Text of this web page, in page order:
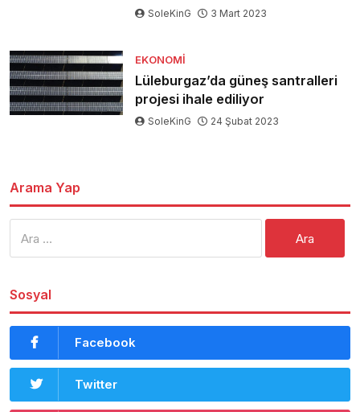
SoleKinG 3 Mart 2023
EKONOMI
Lüleburgaz’da güneş santralleri
projesi ihale ediliyor
SoleKinG 24 Şubat 2023
Arama Yap
Sosyal
Facebook
Twitter